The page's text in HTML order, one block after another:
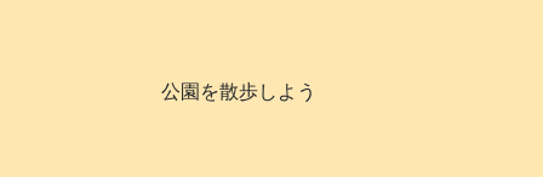
公園を散歩しよう